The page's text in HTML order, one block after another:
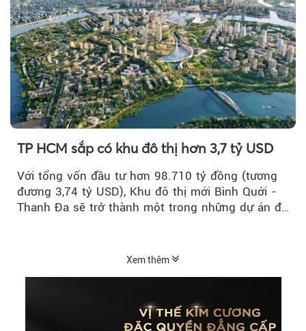
TP HCM sắp có khu đô thị hơn 3,7 tỷ USD
Với tổng vốn đầu tư hơn 98.710 tỷ đồng (tương
đương 3,74 tỷ USD), Khu đô thị mới Bình Quới -
Thanh Đa sẽ trở thành một trong những dự án đô
Xem thêm